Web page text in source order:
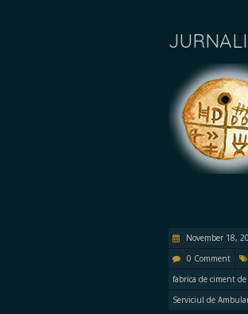
November 18,
0 Comment
fabrica de ciment de
Serviciul de